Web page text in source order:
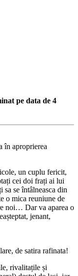
pe data de 4
în aproprierea
un cuplu fericit,
cei doi frați ai lui
se întâlneasca din
o mica reuniune de
noi… Dar va aparea o
jenant,
de satira rafinata!
rivalitațile și